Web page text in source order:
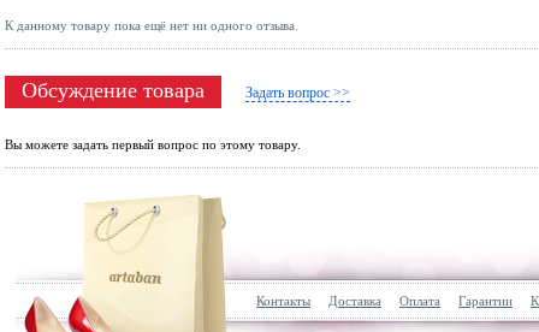
К данному товару пока ещё нет ни одного отзыва.
Обсуждение товара Задать вопрос >>
Вы можете задать первый вопрос по этому товару.
Контакты Доставка Оплата Гарантии